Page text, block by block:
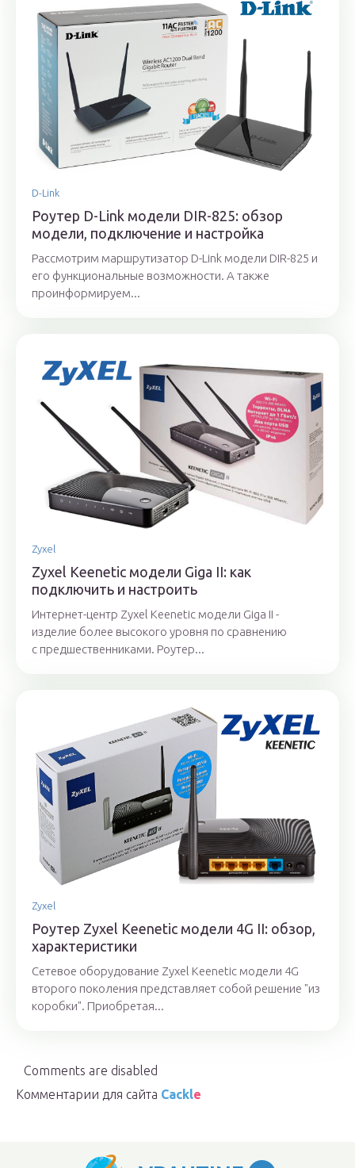
D-Link
Роутер D-Link модели DIR-825: обзор
модели, подключение и настройка
Рассмотрим маршрутизатор D-Link модели DIR-825 и
его функциональные возможности. А также
проинформируем...
Zyxel
Zyxel Keenetic модели Giga II: как
подключить и настроить
Интернет-центр Zyxel Keenetic модели Giga II -
изделие более высокого уровня по сравнению
с предшественниками. Роутер...
Zyxel
Роутер Zyxel Keenetic модели 4G II: обзор,
характеристики
Сетевое оборудование Zyxel Keenetic модели 4G
второго поколения представляет собой решение "из
коробки". Приобретая...
Comments are disabled
Комментарии для сайта Cackle